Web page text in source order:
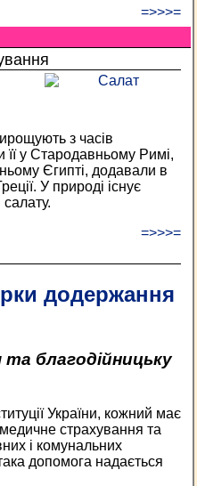
=>>>=
з часів
її у Стародавньому Римі,
Єгипті, додавали в
У природі існує
салату.
=>>>=
додержання
та благодійницьку
України, кожний має
страхування та
і комунальних
допомога надається